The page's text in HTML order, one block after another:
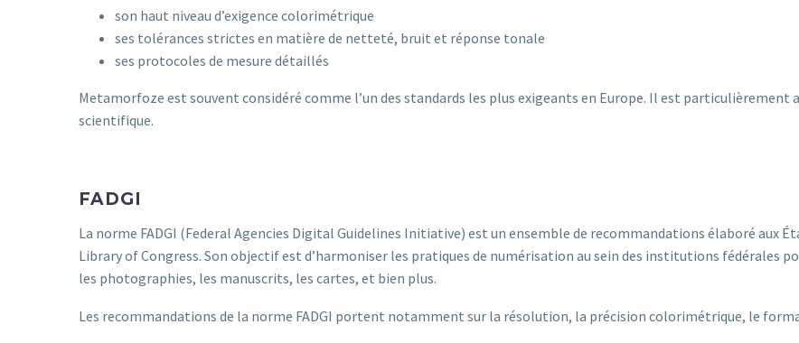
son haut niveau d’exigence colorimétrique
ses tolérances strictes en matière de netteté, bruit et réponse tonale
ses protocoles de mesure détaillés
Metamorfoze est souvent considéré comme l’un des standards les plus exigeants en Europe. Il est
scientifique.
FADGI
La norme FADGI (Federal Agencies Digital Guidelines Initiative) est un ensemble de recommandations élaboré aux
Library of Congress. Son objectif est d’harmoniser les pratiques de numérisation au sein des institutions fédérales
les photographies, les manuscrits, les cartes, et bien plus.
Les recommandations de la norme FADGI portent notamment sur la résolution, la précision colorimétrique, le